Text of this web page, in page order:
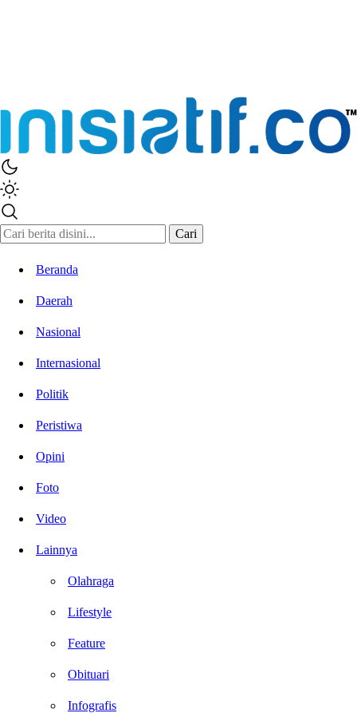
Cari
Beranda
Daerah
Nasional
Internasional
Politik
Peristiwa
Opini
Foto
Video
Lainnya
Olahraga
Lifestyle
Feature
Obituari
Infografis